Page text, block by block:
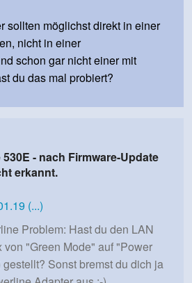
sollten möglichst direkt in einer
nicht in einer
schon gar nicht einer mit
du das mal probiert?
- nach Firmware-Update
erkannt.
(...)
Problem: Hast du den LAN
von "Green Mode" auf "Power
Sonst bremst du dich ja